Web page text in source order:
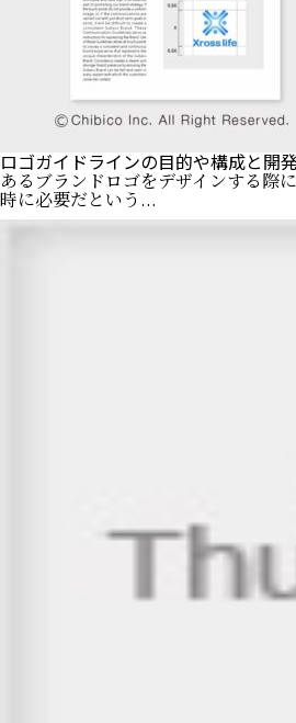
ロゴガイドラインの目的や構成と開
あるブランドロゴをデザインする際
時に必要だという...